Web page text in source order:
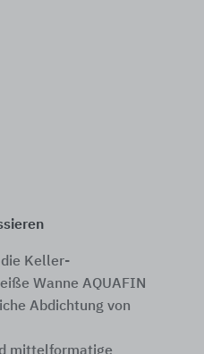
Keller-
Wanne AQUAFIN
Abdichtung von